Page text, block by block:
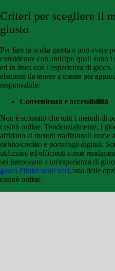
Criteri per scegliere il
giusto
Per fare la scelta giusta e non avere
considerare con anticipo quali sono
ed in linea con l’esperienza di
elementi da tenere a mente per
responsabile:
Convenienza e accessibilità
Non è scontato che tutti i metodi di
casinò online. Tendenzialmente, i
affidano ai metodi tradizionali come
debito/credito e portafogli digitali.
utilizzare ed efficienti come
sei interessato a un'esperienza di
gioco Plinko soldi veri, una delle
casinò online.